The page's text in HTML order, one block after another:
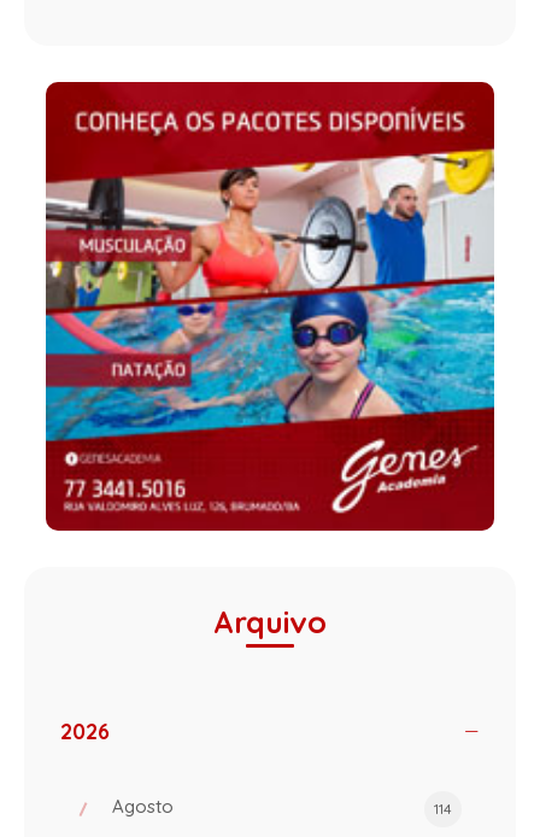
Arquivo
2026
Agosto 114